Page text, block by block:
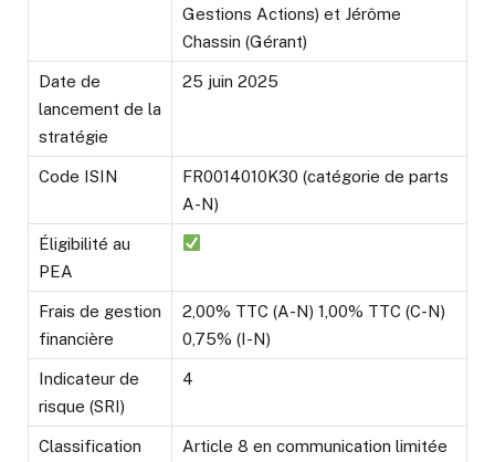
Gestions Actions) et Jérôme
Chassin (Gérant)
Date de
lancement de la
stratégie
25 juin 2025
Code ISIN
FR0014010K30 (catégorie de parts
A-N)
Éligibilité au
PEA
Frais de gestion
financière
2,00% TTC (A-N) 1,00% TTC (C-N)
0,75% (I-N)
Indicateur de
risque (SRI)
4
Classification
Article 8 en communication limitée